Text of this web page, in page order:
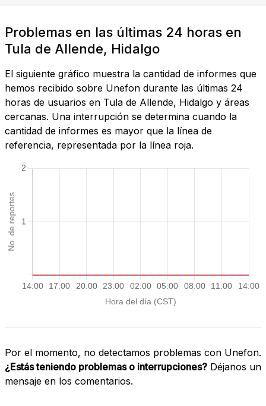
Problemas en las últimas 24 horas en
Tula de Allende, Hidalgo
El siguiente gráfico muestra la cantidad de informes que
hemos recibido sobre Unefon durante las últimas 24
horas de usuarios en Tula de Allende, Hidalgo y áreas
cercanas. Una interrupción se determina cuando la
cantidad de informes es mayor que la línea de
referencia, representada por la línea roja.
Por el momento, no detectamos problemas con Unefon.
¿Estás teniendo problemas o interrupciones? Déjanos un
mensaje en los comentarios.